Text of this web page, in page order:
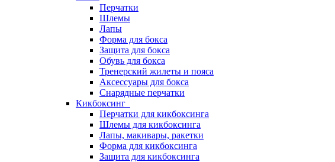
Перчатки
Шлемы
Лапы
Форма для бокса
Защита для бокса
Обувь для бокса
Тренерский жилеты и пояса
Аксессуары для бокса
Снарядные перчатки
Кикбоксинг
Перчатки для кикбоксинга
Шлемы для кикбоксинга
Лапы, макивары, ракетки
Форма для кикбоксинга
Защита для кикбоксинга